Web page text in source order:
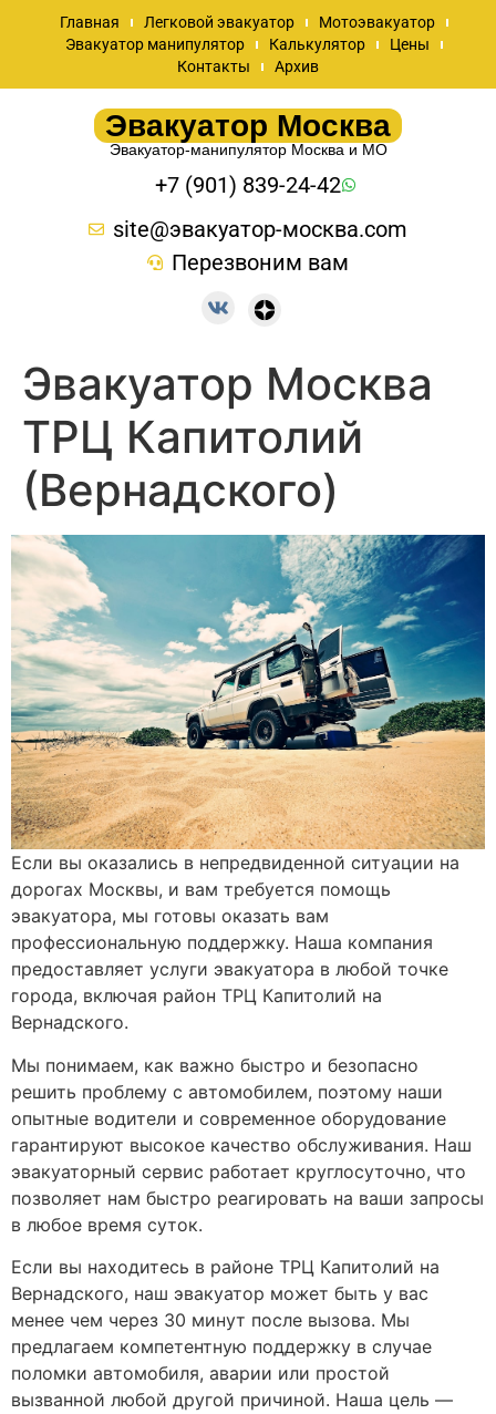
Главная Легковой эвакуатор
Мотоэвакуатор
Эвакуатор манипулятор
Калькулятор
Цены
Контакты
Архив
Эвакуатор Москва
Эвакуатор-манипулятор Москва и МО
+7 (901) 839-24-42
site@эвакуатор-москва.com
Перезвоним вам
Эвакуатор Москва
ТРЦ Капитолий
(Вернадского)
Если вы оказались в непредвиденной ситуации на
дорогах Москвы, и вам требуется помощь
эвакуатора, мы готовы оказать вам
профессиональную поддержку. Наша компания
предоставляет услуги эвакуатора в любой точке
города, включая район ТРЦ Капитолий на
Вернадского.
Мы понимаем, как важно быстро и безопасно
решить проблему с автомобилем, поэтому наши
опытные водители и современное оборудование
гарантируют высокое качество обслуживания. Наш
эвакуаторный сервис работает круглосуточно, что
позволяет нам быстро реагировать на ваши запросы
в любое время суток.
Если вы находитесь в районе ТРЦ Капитолий на
Вернадского, наш эвакуатор может быть у вас
менее чем через 30 минут после вызова. Мы
предлагаем компетентную поддержку в случае
поломки автомобиля, аварии или простой
вызванной любой другой причиной. Наша цель —